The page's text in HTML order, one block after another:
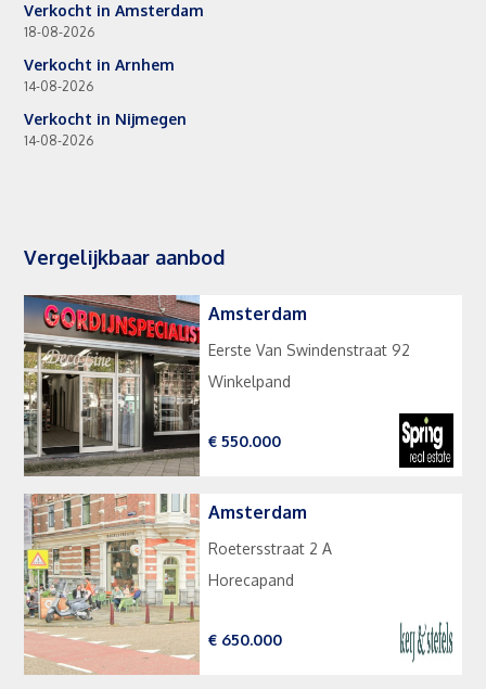
Verkocht in Amsterdam
18-08-2026
Verkocht in Arnhem
14-08-2026
Verkocht in Nijmegen
14-08-2026
Vergelijkbaar aanbod
Amsterdam
Eerste Van Swindenstraat 92
Winkelpand
€ 550.000
Amsterdam
Roetersstraat 2 A
Horecapand
€ 650.000